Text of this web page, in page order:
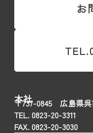
お
本社
〒737-0845 広島県
TEL. 0823-20-3311
FAX. 0823-20-3030